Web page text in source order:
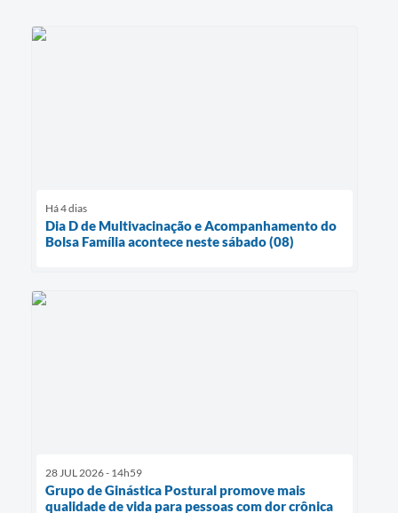
Há 4 dias
Dia D de Multivacinação e Acompanhamento do
Bolsa Família acontece neste sábado (08)
28 JUL 2026 - 14h59
Grupo de Ginástica Postural promove mais
qualidade de vida para pessoas com dor crônica